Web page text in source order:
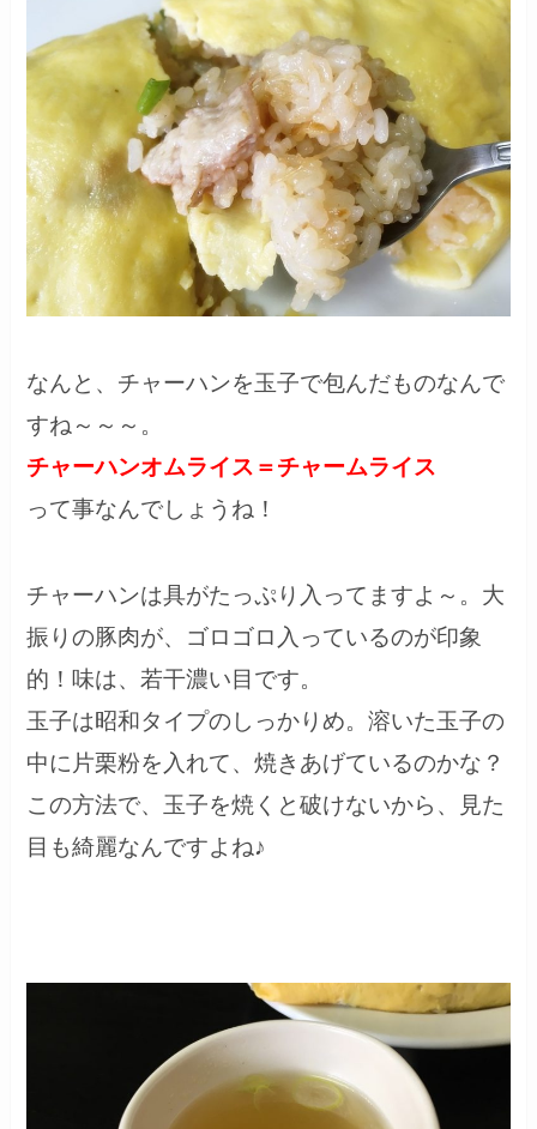
なんと、チャーハンを玉子で包んだものなんで
すね～～～。
チャーハンオムライス＝チャームライス
って事なんでしょうね！
チャーハンは具がたっぷり入ってますよ～。大
振りの豚肉が、ゴロゴロ入っているのが印象
的！味は、若干濃い目です。
玉子は昭和タイプのしっかりめ。溶いた玉子の
中に片栗粉を入れて、焼きあげているのかな？
この方法で、玉子を焼くと破けないから、見た
目も綺麗なんですよね♪